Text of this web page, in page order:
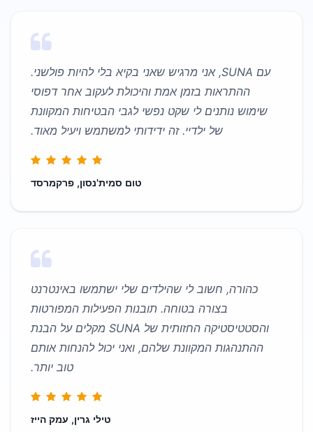
עם SUNA, אני מרגיש שאני בקיא בלי להיות פולשני.
ההתראות בזמן אמת והיכולת לעקוב אחר דפוסי
שימוש נותנים לי שקט נפשי לגבי הבטיחות המקוונת
של ילדיי. זה ידידותי למשתמש ויעיל מאוד.
טום סמית'נסון, פרקמרסד
כהורה, חשוב לי שהילדים שלי ישתמשו באינטרנט
בצורה בטוחה. תובנות הפעילות המפורטות
והסטטיסטיקה החזותית של SUNA מקלים על הבנת
ההתנהגות המקוונת שלהם, ואני יכול להנחות אותם
טוב יותר.
טילי גרין, עמק הייז